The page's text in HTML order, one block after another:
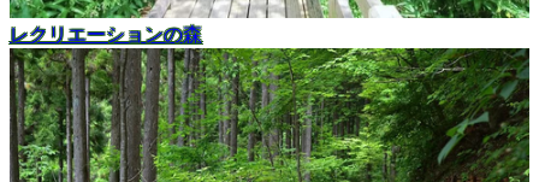
レクリエーションの森